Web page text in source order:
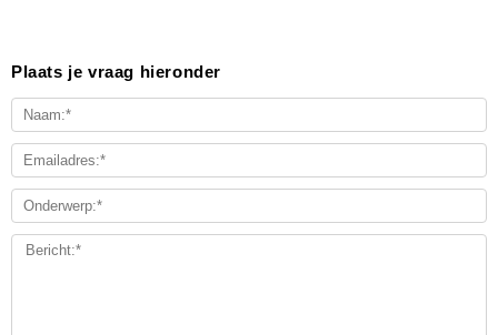
Plaats je vraag hieronder